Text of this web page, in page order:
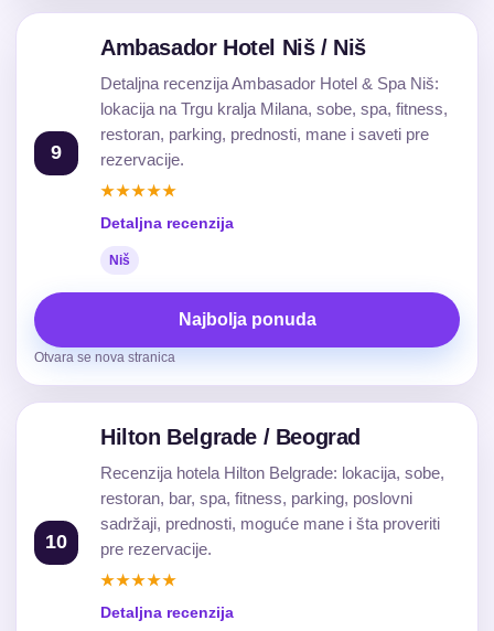
9
Ambasador Hotel Niš / Niš
Detaljna recenzija Ambasador Hotel & Spa Niš:
lokacija na Trgu kralja Milana, sobe, spa, fitness,
restoran, parking, prednosti, mane i saveti pre
rezervacije.
★★★★★
Detaljna recenzija
Niš
Najbolja ponuda
Otvara se nova stranica
10
Hilton Belgrade / Beograd
Recenzija hotela Hilton Belgrade: lokacija, sobe,
restoran, bar, spa, fitness, parking, poslovni
sadržaji, prednosti, moguće mane i šta proveriti
pre rezervacije.
★★★★★
Detaljna recenzija